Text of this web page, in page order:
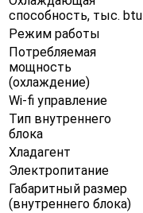
способность, тыс. btu
Режим работы
Потребляемая
мощность
(охлаждение)
Wi-fi управление
Тип внутреннего
блока
Хладагент
Электропитание
Габаритный размер
(внутреннего блока)